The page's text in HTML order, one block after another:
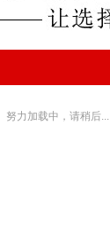
努力加载中，请稍后...